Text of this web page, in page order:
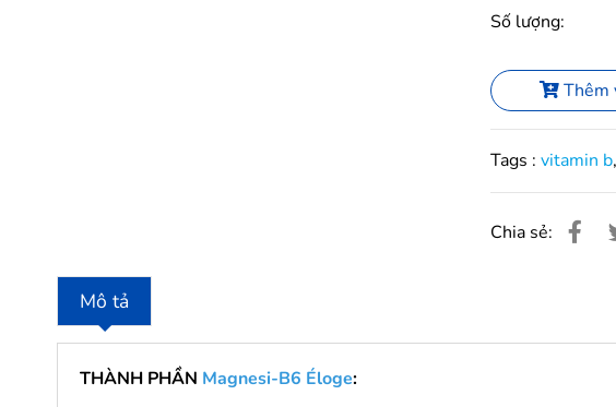
Số lượng:
Thêm
Tags : vitamin b,
Chia sẻ:
Mô tả
THÀNH PHẦN Magnesi-B6 Éloge: